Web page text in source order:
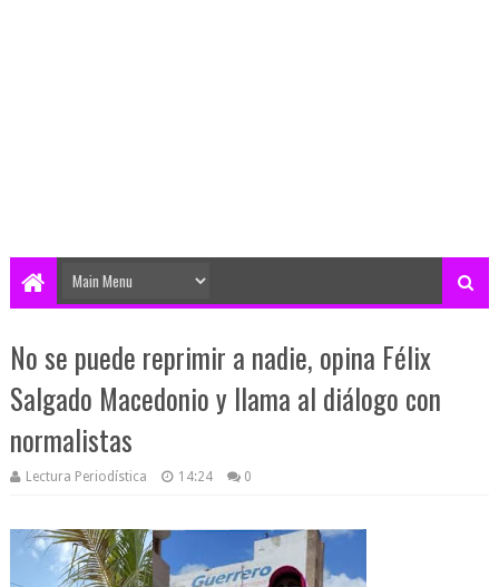
No se puede reprimir a nadie, opina Félix
Salgado Macedonio y llama al diálogo con
normalistas
Lectura Periodística 14:24 0